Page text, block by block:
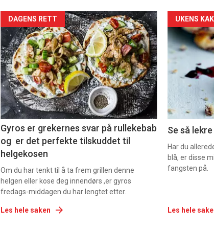
DAGENS RETT
Gyros er grekernes svar på rullekebab
og er det perfekte tilskuddet til
helgekosen
Om du har tenkt til å ta frem grillen denne
helgen eller kose deg innendørs ,er gyros
fredags-middagen du har lengtet etter.
Les hele saken
nå
2
UKENS
Se så
Har du
blå, er disse
fangsten på.
Les hele